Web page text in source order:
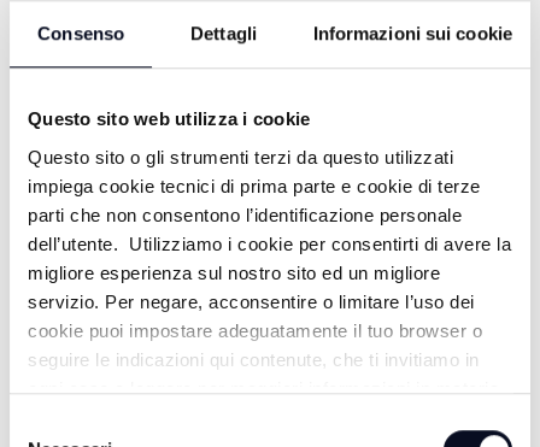
Consenso Dettagli Informazioni sui cookie
Questo sito web utilizza i cookie
Questo sito o gli strumenti terzi da questo utilizzati
impiega cookie tecnici di prima parte e cookie di terze
parti che non consentono l’identificazione personale
dell’utente. Utilizziamo i cookie per consentirti di avere la
migliore esperienza sul nostro sito ed un migliore
servizio. Per negare, acconsentire o limitare l’uso dei
cookie puoi impostare adeguatamente il tuo browser o
seguire le indicazioni qui contenute, che ti invitiamo in
ogni caso a leggere per maggiori informazioni in materia
27/05/2026